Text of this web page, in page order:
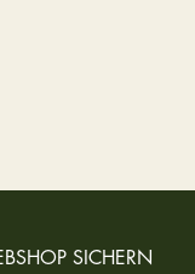
SICHERN